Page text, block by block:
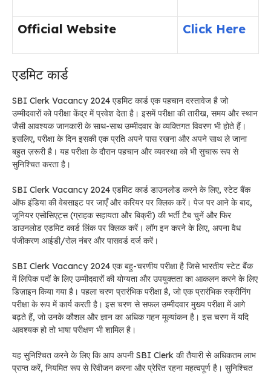
Official Website Click Here
एडमिट कार्ड
SBI Clerk Vacancy 2024 एडमिट कार्ड एक पहचान दस्तावेज है जो
उम्मीदवारों को परीक्षा केंद्र में प्रवेश देता है। इसमें परीक्षा की तारीख, समय और स्थान
जैसी आवश्यक जानकारी के साथ-साथ उम्मीदवार के व्यक्तिगत विवरण भी होते हैं।
इसलिए, परीक्षा के दिन इसकी एक प्रति अपने पास रखना और अपने साथ ले जाना
बहुत ज़रूरी है। यह परीक्षा के दौरान पहचान और व्यवस्था को भी सुचारू रूप से
सुनिश्चित करता है।
SBI Clerk Vacancy 2024 एडमिट कार्ड डाउनलोड करने के लिए, स्टेट बैंक
ऑफ इंडिया की वेबसाइट पर जाएँ और करियर पर क्लिक करें। पेज पर आने के बाद,
जूनियर एसोसिएट्स (ग्राहक सहायता और बिक्री) की भर्ती टैब चुनें और फिर
डाउनलोड एडमिट कार्ड लिंक पर क्लिक करें। लॉग इन करने के लिए, अपना वैध
पंजीकरण आईडी/रोल नंबर और पासवर्ड दर्ज करें।
SBI Clerk Vacancy 2024 एक बहु-चरणीय परीक्षा है जिसे भारतीय स्टेट बैंक
में लिपिक पदों के लिए उम्मीदवारों की योग्यता और उपयुक्तता का आकलन करने के लिए
डिज़ाइन किया गया है। पहला चरण प्रारंभिक परीक्षा है, जो एक प्रारंभिक स्क्रीनिंग
परीक्षा के रूप में कार्य करती है। इस चरण से सफल उम्मीदवार मुख्य परीक्षा में आगे
बढ़ते हैं, जो उनके कौशल और ज्ञान का अधिक गहन मूल्यांकन है। इस चरण में यदि
आवश्यक हो तो भाषा परीक्षण भी शामिल है।
यह सुनिश्चित करने के लिए कि आप अपनी SBI Clerk की तैयारी से अधिकतम लाभ
प्राप्त करें, नियमित रूप से रिवीजन करना और प्रेरित रहना महत्वपूर्ण है। सुनिश्चित